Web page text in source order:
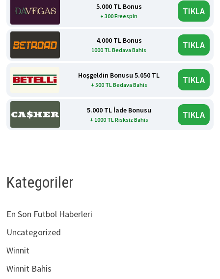
5.000 TL Bonus
+ 300 Freespin TIKLA
4.000 TL Bonus
1000 TL Bedava Bahis TIKLA
Hoşgeldin Bonusu 5.050 TL
+ 500 TL Bedava Bahis TIKLA
5.000 TL İade Bonusu
+ 1000 TL Risksiz Bahis TIKLA
Kategoriler
En Son Futbol Haberleri
Uncategorized
Winnit
Winnit Bahis